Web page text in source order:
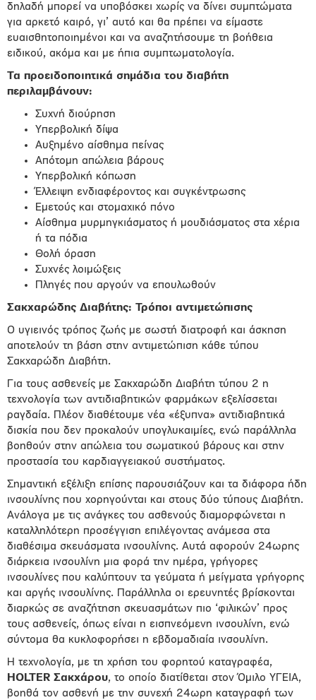
δηλαδή μπορεί να υποβόσκει χωρίς να δίνει συμπτώματα
για αρκετό καιρό, γι’ αυτό και θα πρέπει να είμαστε
ευαισθητοποιημένοι και να αναζητήσουμε τη βοήθεια
ειδικού, ακόμα και με ήπια συμπτωματολογία.
Τα προειδοποιητικά σημάδια του διαβήτη
περιλαμβάνουν:
Συχνή διούρηση
Υπερβολική δίψα
Αυξημένο αίσθημα πείνας
Απότομη απώλεια βάρους
Υπερβολική κόπωση
Έλλειψη ενδιαφέροντος και συγκέντρωσης
Εμετούς και στομαχικό πόνο
Αίσθημα μυρμηγκιάσματος ή μουδιάσματος στα χέρια
ή τα πόδια
Θολή όραση
Συχνές λοιμώξεις
Πληγές που αργούν να επουλωθούν
Σακχαρώδης Διαβήτης: Τρόποι αντιμετώπισης
Ο υγιεινός τρόπος ζωής με σωστή διατροφή και άσκηση
αποτελούν τη βάση στην αντιμετώπιση κάθε τύπου
Σακχαρώδη Διαβήτη.
Για τους ασθενείς με Σακχαρώδη Διαβήτη τύπου 2 η
τεχνολογία των αντιδιαβητικών φαρμάκων εξελίσσεται
ραγδαία. Πλέον διαθέτουμε νέα «έξυπνα» αντιδιαβητικά
δισκία που δεν προκαλούν υπογλυκαιμίες, ενώ παράλληλα
βοηθούν στην απώλεια του σωματικού βάρους και στην
προστασία του καρδιαγγειακού συστήματος.
Σημαντική εξέλιξη επίσης παρουσιάζουν και τα διάφορα ήδη
ινσουλίνης που χορηγούνται και στους δύο τύπους Διαβήτη.
Ανάλογα με τις ανάγκες του ασθενούς διαμορφώνεται η
καταλληλότερη προσέγγιση επιλέγοντας ανάμεσα στα
διαθέσιμα σκευάσματα ινσουλίνης. Αυτά αφορούν 24ωρης
διάρκεια ινσουλίνη μια φορά την ημέρα, γρήγορες
ινσουλίνες που καλύπτουν τα γεύματα ή μείγματα γρήγορης
και αργής ινσουλίνης. Παράλληλα οι ερευνητές βρίσκονται
διαρκώς σε αναζήτηση σκευασμάτων πιο ‘φιλικών’ προς
τους ασθενείς, όπως είναι η εισπνεόμενη ινσουλίνη, ενώ
σύντομα θα κυκλοφορήσει η εβδομαδιαία ινσουλίνη.
Η τεχνολογία, με τη χρήση του φορητού καταγραφέα,
HOLTER Σακχάρου, το οποίο διατίθεται στον Όμιλο ΥΓΕΙΑ,
βοηθά τον ασθενή με την συνεχή 24ωρη καταγραφή των